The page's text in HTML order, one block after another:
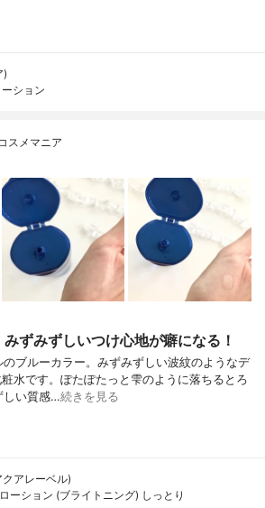
)
ション
スメマニア
ずみずしいつけ心地が癖になる！
ブルーカラー。みずみずしい波紋のようなデ
水です。ぽたぽたっと雫のように落ちるとろ
しい質感…続きを見る
アレーベル)
ーション (ブライトニング) しっとり